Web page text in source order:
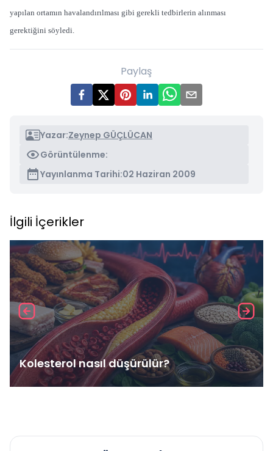
yapılan ortamın havalandırılması gibi gerekli tedbirlerin alınması
gerektiğini söyledi.
Paylaş
Yazar:Zeynep GÜÇLÜCAN
Görüntülenme:
Yayınlanma Tarihi:02 Haziran 2009
İlgili İçerikler
Kolesterol nasıl düşürülür?